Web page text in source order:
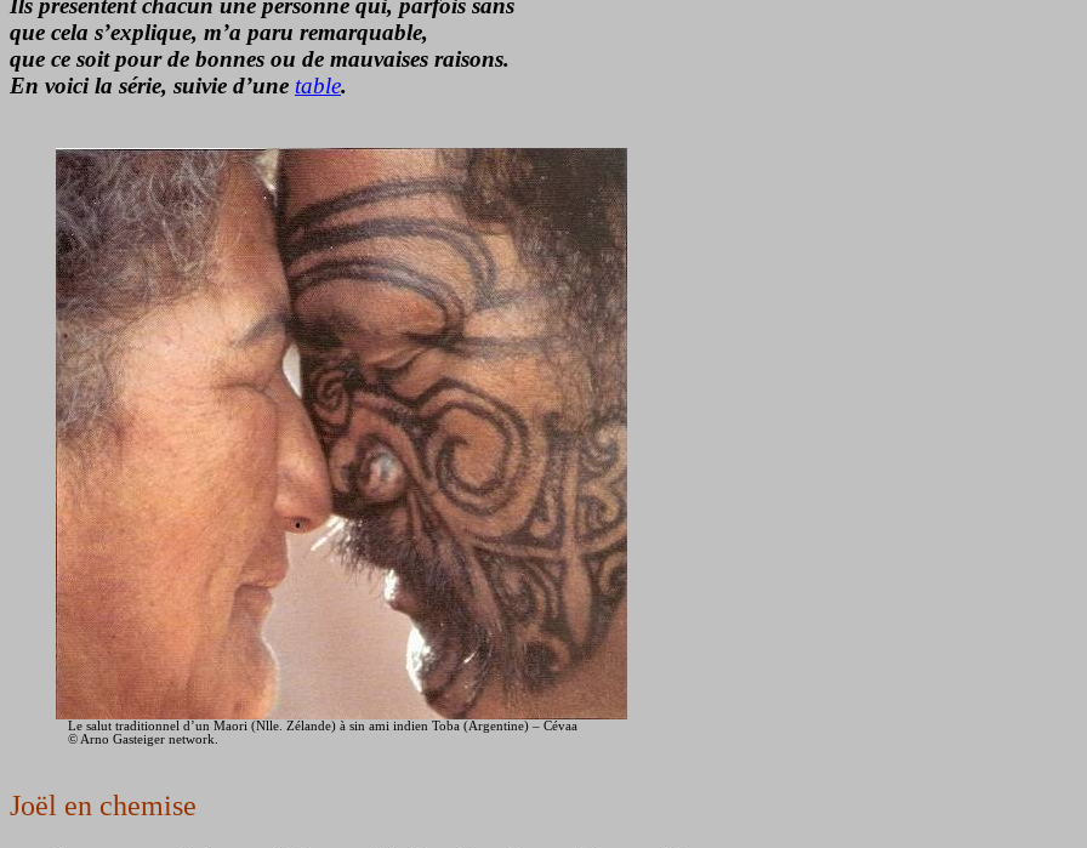
Ils présentent chacun une personne qui, parfois sans
que cela s’explique, m’a paru remarquable,
que ce soit pour de bonnes ou de mauvaises raisons.
En voici la série, suivie d’une table.
Le salut traditionnel d’un Maori (Nlle. Zélande) à sin ami indien Toba (Argentine) – Cévaa
© Arno Gasteiger network.
Joël en chemise